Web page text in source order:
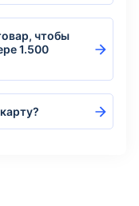
чтобы
1.500